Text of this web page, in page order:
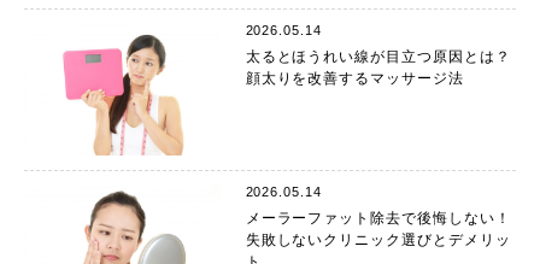
2026.05.14
太るとほうれい線が目立つ原因とは？
顔太りを改善するマッサージ法
2026.05.14
メーラーファット除去で後悔しない！
失敗しないクリニック選びとデメリッ